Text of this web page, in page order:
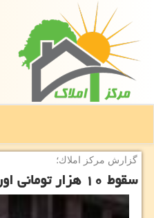
گزارش مركز املاك؛
سقوط ۱۰ هزار تومانی اوراق تسهیلات مسكن